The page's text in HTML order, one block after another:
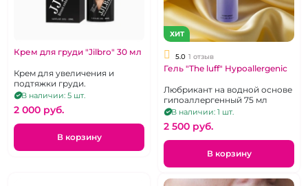
Крем для груди "Jilbro" 30 мл
Крем для увеличения и
подтяжки груди.
В наличии: 5 шт.
2 000 pуб.
В корзину
ХИТ
5.0 1 отзыв
Гель "The luff" Hypoallergenic
Любрикант на водной основе
гипоаллергенный 75 мл
В наличии: 1 шт.
2 500 pуб.
В корзину